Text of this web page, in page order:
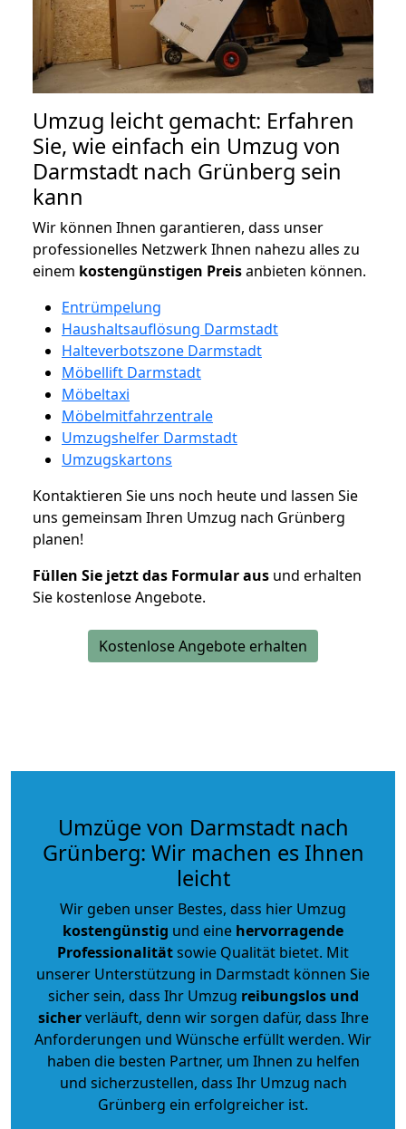
Umzug leicht gemacht: Erfahren
Sie, wie einfach ein Umzug von
Darmstadt nach Grünberg sein
kann
Wir können Ihnen garantieren, dass unser
professionelles Netzwerk Ihnen nahezu alles zu
einem kostengünstigen Preisanbieten können.
Entrümpelung
Haushaltsauflösung Darmstadt
Halteverbotszone Darmstadt
Möbellift Darmstadt
Möbeltaxi
Möbelmitfahrzentrale
Umzugshelfer Darmstadt
Umzugskartons
Kontaktieren Sie uns noch heute und lassen Sie
uns gemeinsam Ihren Umzug nach Grünberg
planen!
Füllen Sie jetzt das Formular aus und erhalten
Sie kostenlose Angebote.
Kostenlose Angebote erhalten
Umzüge von Darmstadt nach
Grünberg: Wir machen es Ihnen
leicht
Wir geben unser Bestes, dass hier Umzug
kostengünstig und eine hervorragende
Professionalitätsowie Qualität bietet. Mit
unserer Unterstützung in Darmstadt können Sie
sicher sein, dass Ihr Umzug reibungslos und
sicherverläuft, denn wir sorgen dafür, dass Ihre
Anforderungen und Wünsche erfüllt werden. Wir
haben die besten Partner, um Ihnen zu helfen
und sicherzustellen, dass Ihr Umzug nach
Grünberg ein erfolgreicher ist.